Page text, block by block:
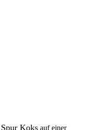
Spur Koks auf einer